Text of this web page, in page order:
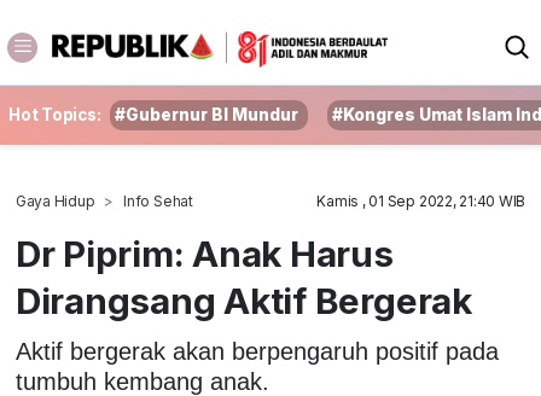
Hot Topics: #Gubernur BI Mundur #Kongres Umat Islam
Gaya Hidup Info Sehat Kamis , 01 Sep 2022, 21:40 WIB
Dr Piprim: Anak Harus
Dirangsang Aktif Bergerak
Aktif bergerak akan berpengaruh positif pada
tumbuh kembang anak.